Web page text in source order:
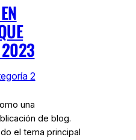
2023
2
una
de blog.
el tema principal